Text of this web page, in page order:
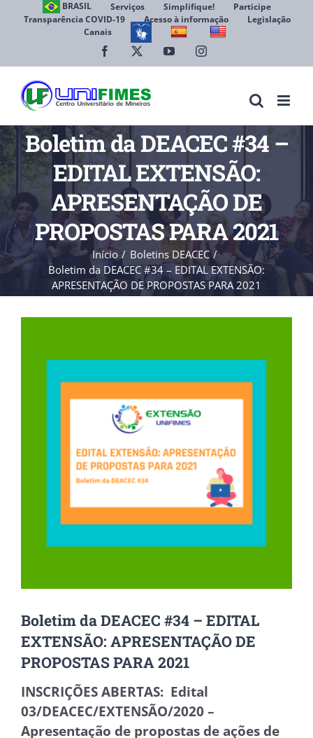
BRASIL Serviços Simplifique!
Participe
Transparência COVID-19
Acesso à informação
Legislação
Canais
Facebook YouTubeInstagram
Boletim da DEACEC #34 –
EDITAL EXTENSÃO:
APRESENTAÇÃO DE
PROPOSTAS PARA 2021
Início
Boletins DEACEC
Boletim da DEACEC #34 – EDITAL EXTENSÃO:
APRESENTAÇÃO DE PROPOSTAS PARA 2021
Boletim da DEACEC #34 – EDITAL
EXTENSÃO: APRESENTAÇÃO DE
PROPOSTAS PARA 2021
INSCRIÇÕES ABERTAS: Edital
03/DEACEC/EXTENSÃO/2020 –
Apresentação de propostas de ações de